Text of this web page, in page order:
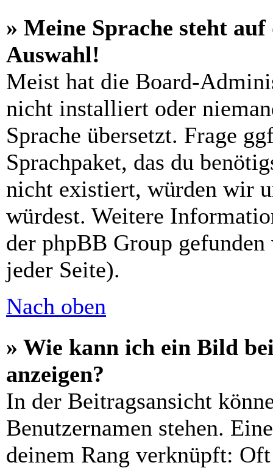
» Meine Sprache steht
Auswahl!
Meist hat die Board-
nicht installiert oder
Sprache übersetzt. Frage
Sprachpaket, das du
nicht existiert, würden wir
würdest. Weitere
der phpBB Group
jeder Seite).
Nach oben
» Wie kann ich ein Bild
anzeigen?
In der Beitragsansicht
Benutzernamen stehen.
deinem Rang verknüpft: